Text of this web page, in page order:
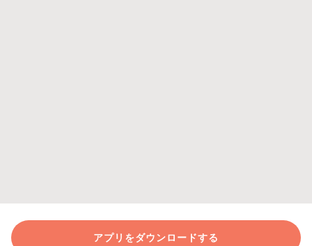
アプリをダウンロードする